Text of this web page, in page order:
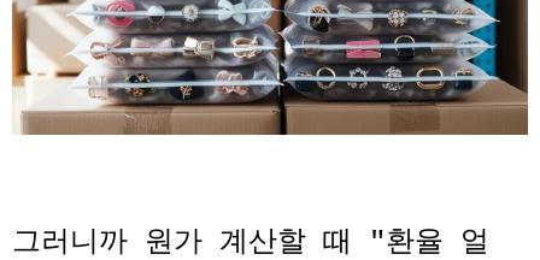
그러니까 원가 계산할 때 "환율 얼